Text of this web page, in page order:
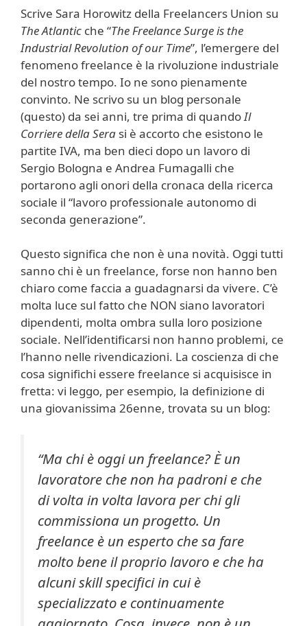
Scrive Sara Horowitz della Freelancers Union su
The Atlantic che “The Freelance Surge is the
Industrial Revolution of our Time”, l’emergere del
fenomeno freelance è la rivoluzione industriale
del nostro tempo. Io ne sono pienamente
convinto. Ne scrivo su un blog personale
(questo) da sei anni, tre prima di quandoIl
Corriere della Sera si è accorto che esistono le
partite IVA, ma ben dieci dopo un lavoro di
Sergio Bologna e Andrea Fumagalli che
portarono agli onori della cronaca della ricerca
sociale il “lavoro professionale autonomo di
seconda generazione”.
Questo significa che non è una novità. Oggi tutti
sanno chi è un freelance, forse non hanno ben
chiaro come faccia a guadagnarsi da vivere. C’è
molta luce sul fatto che NON siano lavoratori
dipendenti, molta ombra sulla loro posizione
sociale. Nell’identificarsi non hanno problemi, ce
l’hanno nelle rivendicazioni. La coscienza di che
cosa significhi essere freelance si acquisisce in
fretta: vi leggo, per esempio, la definizione di
una giovanissima 26enne, trovata su un blog:
“Ma chi è oggi un freelance? È un
lavoratore che non ha padroni e che
di volta in volta lavora per chi gli
commissiona un progetto. Un
freelance è un esperto che sa fare
molto bene il proprio lavoro e che ha
alcuni skill specifici in cui è
specializzato e continuamente